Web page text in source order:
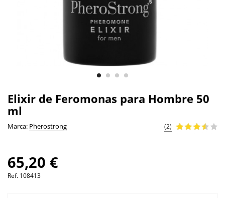
Elixir de Feromonas para Hombre 50
ml
Marca: Pherostrong (2)
65,20 €
Ref. 108413